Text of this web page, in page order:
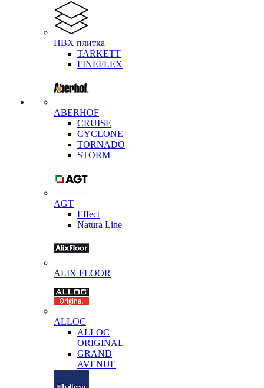
ПВХ плитка
TARKETT
FINEFLEX
ABERHOF
CRUISE
CYCLONE
TORNADO
STORM
AGT
Effect
Natura Line
ALIX FLOOR
ALLOC
ALLOC
ORIGINAL
GRAND
AVENUE